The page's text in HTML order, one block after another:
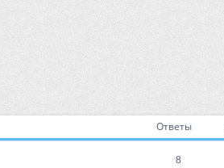
Ответы
8